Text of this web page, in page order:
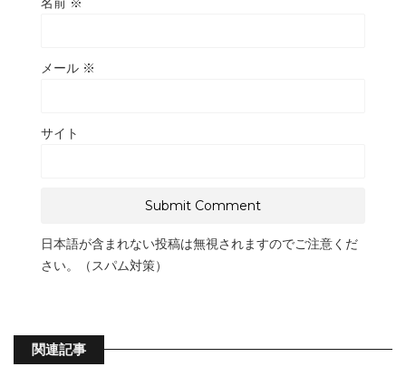
メール ※
サイト
日本語が含まれない投稿は無視されますのでご注意くだ
さい。（スパム対策）
関連記事